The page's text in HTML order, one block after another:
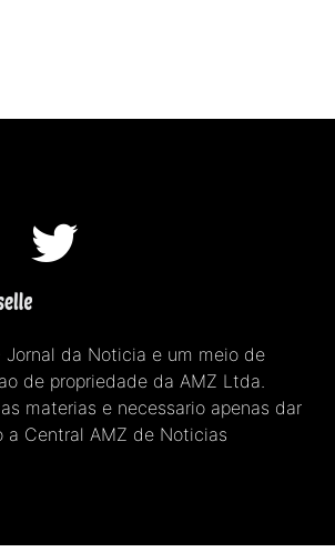
Jornal da Noticia e um meio de
de propriedade da AMZ Ltda.
materias e necessario apenas dar
a Central AMZ de Noticias